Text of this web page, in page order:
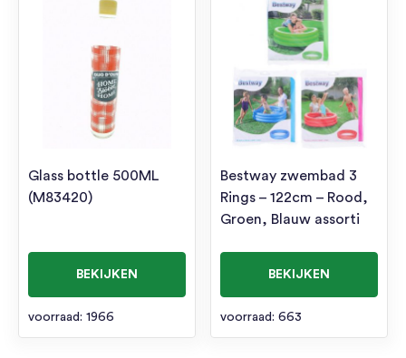
Glass bottle 500ML
(M83420)
BEKIJKEN
voorraad: 1966
Bestway zwembad 3
Rings – 122cm – Rood,
Groen, Blauw assorti
BEKIJKEN
voorraad: 663